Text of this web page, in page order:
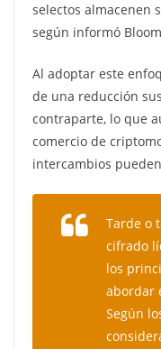
selectos almacenen
según informó
Al adoptar este
de una reducción
contraparte, lo que
comercio de
intercambios
Tarde o
cifrado
los
abordar
Según